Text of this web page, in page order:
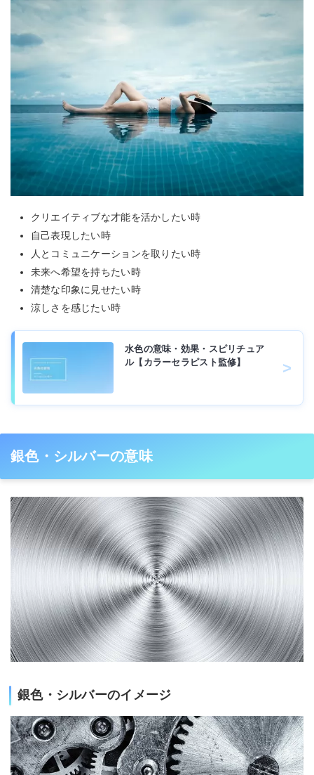
クリエイティブな才能を活かしたい時
自己表現したい時
人とコミュニケーションを取りたい時
未来へ希望を持ちたい時
清楚な印象に見せたい時
涼しさを感じたい時
水色の意味・効果・スピリチュア
ル【カラーセラピスト監修】
銀色・シルバーの意味
銀色・シルバーのイメージ